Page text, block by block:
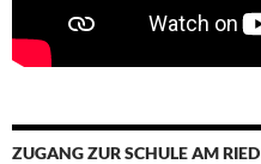
ZUGANG ZUR SCHULE AM RIED